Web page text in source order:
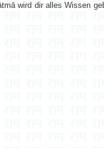
wird dir alles Wissen